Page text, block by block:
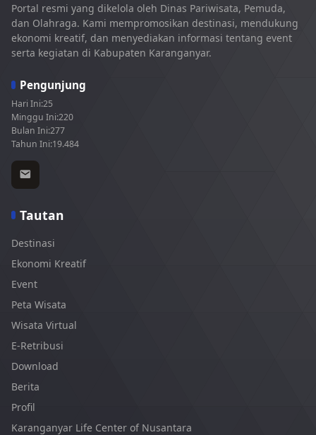
Portal resmi yang dikelola oleh Dinas Pariwisata, Pemuda,
dan Olahraga. Kami mempromosikan destinasi, mendukung
ekonomi kreatif, dan menyediakan informasi tentang event
serta kegiatan di Kabupaten Karanganyar.
Pengunjung
Hari Ini:25
Minggu Ini:220
Bulan Ini:277
Tahun Ini:19.484
Tautan
Destinasi
Ekonomi Kreatif
Event
Peta Wisata
Wisata Virtual
E-Retribusi
Download
Berita
Profil
Karanganyar Life Center of Nusantara